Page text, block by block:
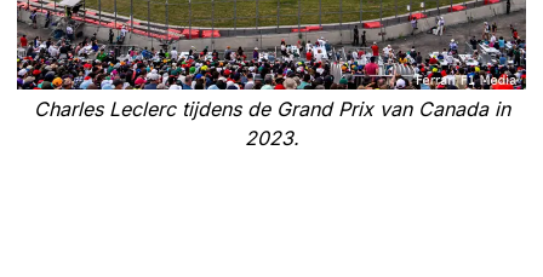
Charles Leclerc tijdens de Grand Prix van Canada in
2023.